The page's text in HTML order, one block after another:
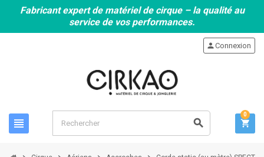
Fabricant expert de matériel de cirque – la qualité au
service de vos performances.
view_headline search
personConnexion
shopping_cart
0